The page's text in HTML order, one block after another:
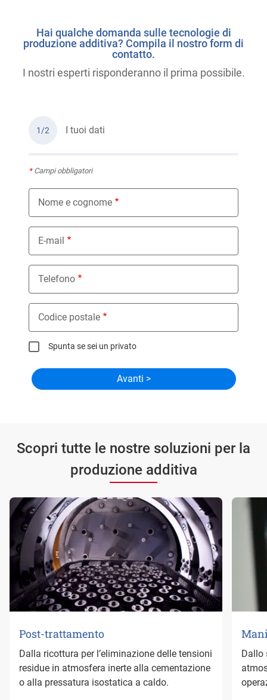
Hai qualche domanda sulle tecnologie di
produzione additiva? Compila il nostro form di
contatto.
I nostri esperti risponderanno il prima possibile.
1/2 I tuoi dati
*Campi obbligatori
Nome e cognome
E-mail
Telefono
Codice postale
Spunta se sei un privato
Scopri tutte le nostre soluzioni per la
produzione additiva
Post-trattamento
Dalla ricottura per l’eliminazione delle tensioni
residue in atmosfera inerte alla cementazione
o alla pressatura isostatica a caldo.
Dallo